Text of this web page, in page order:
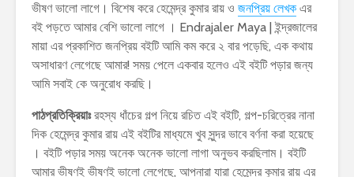
ভীষণ ভালো লাগে। বিশেষ করে হেমেন্দ্র কুমার রায় ও জনপ্রিয় লেখক এর
বই পড়তে আমার বেশি ভালো লাগে । Endrajaler Maya | ইন্দ্রজালের
মায়া এর প্রকাশিত জনপ্রিয় বইটি আমি কম করে ২ বার পড়েছি, এক কথায়
অসাধারণ লেগেছে আমার! সময় পেলে একবার হলেও এই বইটি পড়ার জন্য
আমি সবাই কে অনুরোধ করছি।
পাঠপ্রতিক্রিয়াঃরহস্য ধাঁচের গল্প নিয়ে রচিত এই বইটি, গল্প-চরিত্রের নানা
দিক হেমেন্দ্র কুমার রায় এই বইটির মাধ্যমে খুব সুন্দর ভাবে বর্ণনা করা হয়েছে
। বইটি পড়ার সময় অনেক অনেক ভালো লাগা অনুভব করছিলাম। বইটি
আমার ভীষণই ভীষণই ভালো লেগেছে, আপনারা যারা হেমেন্দ্র কুমার রায় এর